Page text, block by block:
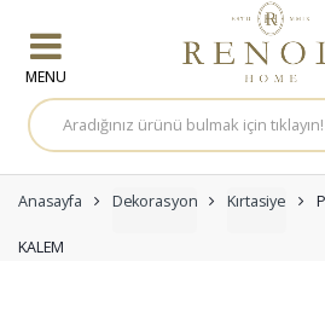
A
r
a
a
:
Anasayfa Dekorasyon Kırtasiye
KALEM